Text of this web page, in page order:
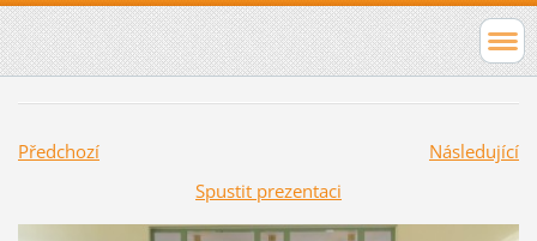
Předchozí
Následující
Spustit prezentaci